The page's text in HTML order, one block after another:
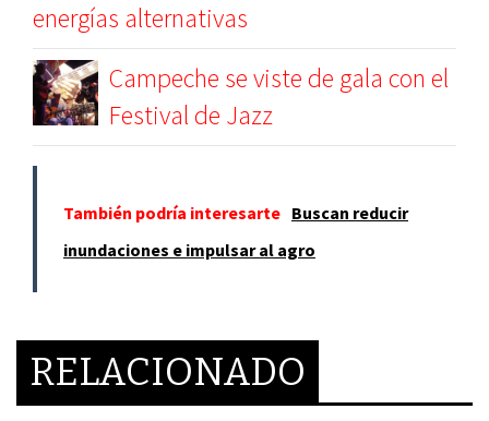
energías alternativas
Campeche se viste de gala con el
Festival de Jazz
También podría interesarte Buscan reducir
inundaciones e impulsar al agro
RELACIONADO